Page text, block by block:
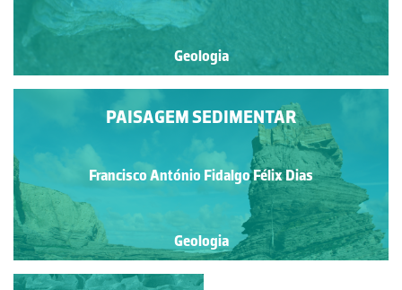
Geologia
PAISAGEM SEDIMENTAR
Francisco António Fidalgo Félix Dias
Geologia